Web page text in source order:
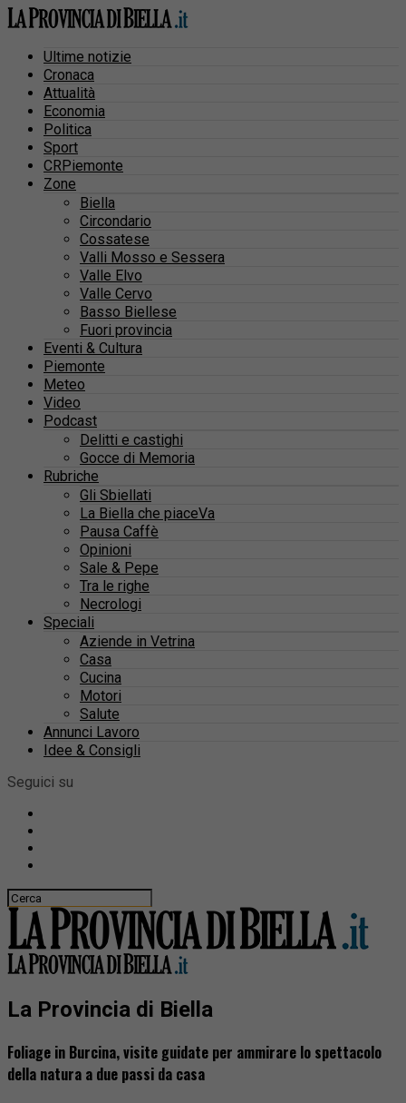
Ultime notizie
Cronaca
Attualità
Economia
Politica
Sport
CRPiemonte
Zone
Biella
Circondario
Cossatese
Valli Mosso e Sessera
Valle Elvo
Valle Cervo
Basso Biellese
Fuori provincia
Eventi & Cultura
Piemonte
Meteo
Video
Podcast
Delitti e castighi
Gocce di Memoria
Rubriche
Gli Sbiellati
La Biella che piaceVa
Pausa Caffè
Opinioni
Sale & Pepe
Tra le righe
Necrologi
Speciali
Aziende in Vetrina
Casa
Cucina
Motori
Salute
Annunci Lavoro
Idee & Consigli
Seguici su
La Provincia di Biella
Foliage in Burcina, visite guidate per ammirare lo spettacolo
della natura a due passi da casa